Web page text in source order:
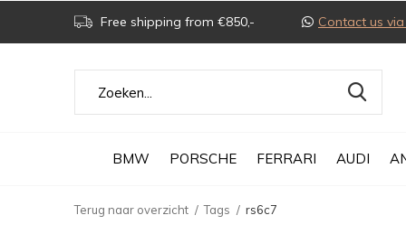
BMW PORSCHE FERRARI AUDI
Free shipping from €850,- Contact us
Terug naar overzicht Tags rs6c7